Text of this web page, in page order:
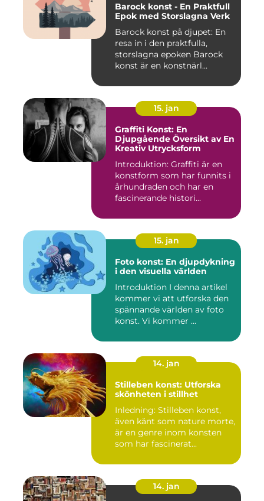
Barock konst - En Praktfull
Epok med Storslagna Verk
Barock konst på djupet: En
resa in i den praktfulla,
storslagna epoken Barock
konst är en konstnärl...
15. jan
Graffiti Konst: En
Djupgående Översikt av En
Kreativ Utrycksform
Introduktion: Graffiti är en
konstform som har funnits i
århundraden och har en
fascinerande histori...
15. jan
Foto konst: En djupdykning
i den visuella världen
Introduktion I denna artikel
kommer vi att utforska den
spännande världen av foto
konst. Vi kommer ...
14. jan
Stilleben konst: Utforska
skönheten i stillhet
Inledning: Stilleben konst,
även känt som nature morte,
är en genre inom konsten
som har fascinerat...
14. jan